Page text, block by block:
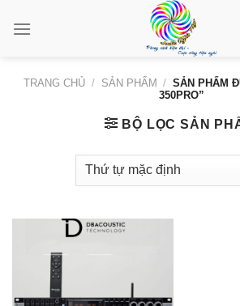
TRANG CHỦ / SẢN PHẨM / SẢN PHẨM
350PRO”
BỘ LỌC SẢN